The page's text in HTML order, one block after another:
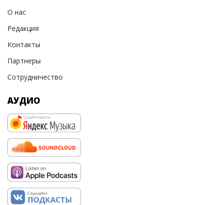
О нас
Редакция
Контакты
Партнеры
Сотрудничество
АУДИО